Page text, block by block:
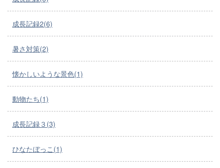
成長記録2(6)
暑さ対策(2)
懐かしいような景色(1)
動物たち(1)
成長記録３(3)
ひなたぼっこ(1)